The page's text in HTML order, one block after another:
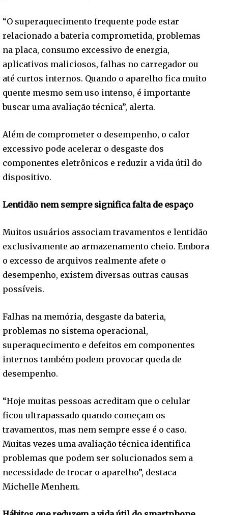
“O superaquecimento frequente pode estar
relacionado a bateria comprometida, problemas
na placa, consumo excessivo de energia,
aplicativos maliciosos, falhas no carregador ou
até curtos internos. Quando o aparelho fica muito
quente mesmo sem uso intenso, é importante
buscar uma avaliação técnica”, alerta.
Além de comprometer o desempenho, o calor
excessivo pode acelerar o desgaste dos
componentes eletrônicos e reduzir a vida útil do
dispositivo.
Lentidão nem sempre significa falta de espaço
Muitos usuários associam travamentos e lentidão
exclusivamente ao armazenamento cheio. Embora
o excesso de arquivos realmente afete o
desempenho, existem diversas outras causas
possíveis.
Falhas na memória, desgaste da bateria,
problemas no sistema operacional,
superaquecimento e defeitos em componentes
internos também podem provocar queda de
desempenho.
“Hoje muitas pessoas acreditam que o celular
ficou ultrapassado quando começam os
travamentos, mas nem sempre esse é o caso.
Muitas vezes uma avaliação técnica identifica
problemas que podem ser solucionados sem a
necessidade de trocar o aparelho”, destaca
Michelle Menhem.